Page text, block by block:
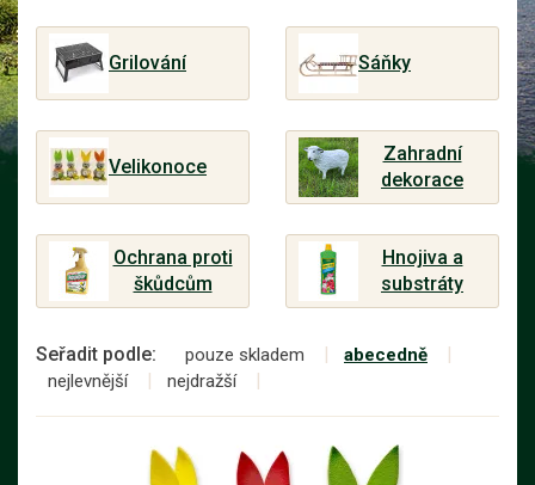
Grilování Sáňky
Velikonoce
Zahradní
dekorace
Ochrana proti
škůdcům
Hnojiva a
substráty
Seřadit podle: pouze skladem
abecedně
nejlevnější
nejdražší